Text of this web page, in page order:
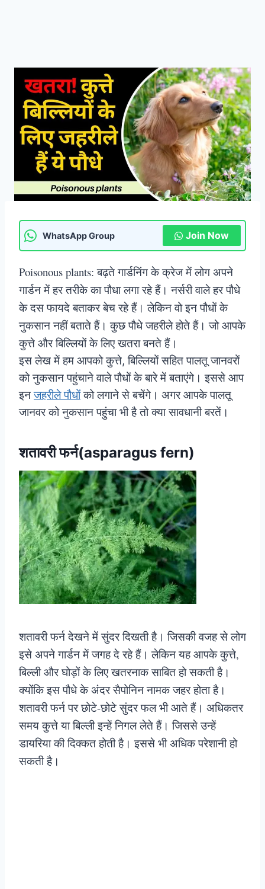
WhatsApp Group Join Now
Poisonous plants: बढ़ते गार्डनिंग के क्रेज में लोग अपने
गार्डन में हर तरीके का पौधा लगा रहे हैं। नर्सरी वाले हर पौधे
के दस फायदे बताकर बेच रहे हैं। लेकिन वो इन पौधों के
नुकसान नहीं बताते हैं। कुछ पौधे जहरीले होते हैं। जो आपके
कुत्ते और बिल्लियों के लिए खतरा बनते हैं।
इस लेख में हम आपको कुत्ते, बिल्लियों सहित पालतू जानवरों
को नुकसान पहुंचाने वाले पौधों के बारे में बताएंगे। इससे आप
इनजहरीले पौधोंको लगाने से बचेंगे। अगर आपके पालतू
जानवर को नुकसान पहुंचा भी है तो क्या सावधानी बरतें।
शतावरी फर्न(asparagus fern)
शतावरी फर्न देखने में सुंदर दिखती है। जिसकी वजह से लोग
इसे अपने गार्डन में जगह दे रहे हैं। लेकिन यह आपके कुत्ते,
बिल्ली और घोड़ों के लिए खतरनाक साबित हो सकती है।
क्योंकि इस पौधे के अंदर सैपोनिन नामक जहर होता है।
शतावरी फर्न पर छोटे-छोटे सुंदर फल भी आते हैं। अधिकतर
समय कुत्ते या बिल्ली इन्हें निगल लेते हैं। जिससे उन्हें
डायरिया की दिक्कत होती है। इससे भी अधिक परेशानी हो
सकती है।